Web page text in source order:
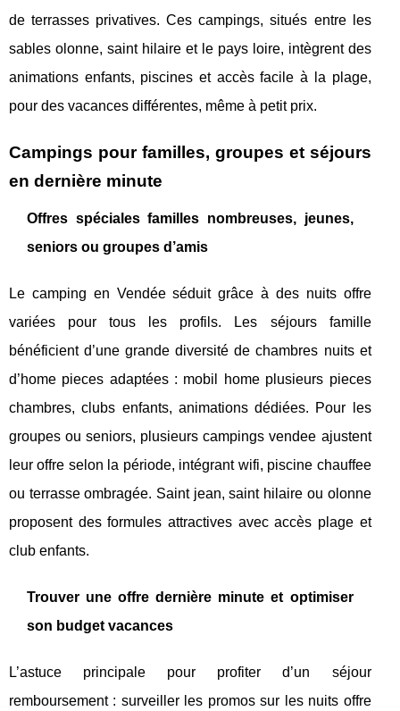
de terrasses privatives. Ces campings, situés entre les
sables olonne, saint hilaire et le pays loire, intègrent des
animations enfants, piscines et accès facile à la plage,
pour des vacances différentes, même à petit prix.
Campings pour familles, groupes et séjours
en dernière minute
Offres spéciales familles nombreuses, jeunes,
seniors ou groupes d’amis
Le camping en Vendée séduit grâce à des nuits offre
variées pour tous les profils. Les séjours famille
bénéficient d’une grande diversité de chambres nuits et
d’home pieces adaptées : mobil home plusieurs pieces
chambres, clubs enfants, animations dédiées. Pour les
groupes ou seniors, plusieurs campings vendee ajustent
leur offre selon la période, intégrant wifi, piscine chauffee
ou terrasse ombragée. Saint jean, saint hilaire ou olonne
proposent des formules attractives avec accès plage et
club enfants.
Trouver une offre dernière minute et optimiser
son budget vacances
L’astuce principale pour profiter d’un séjour
remboursement : surveiller les promos sur les nuits offre